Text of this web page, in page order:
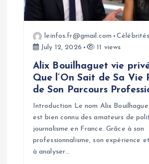
leinfos.fr@gmail.com
Célébrités
July 12, 2026
11 views
Alix Bouilhaguet vie
Que l’On Sait de Sa Vie
de Son Parcours
Introduction Le nom Alix
est bien connu des amateurs de
journalisme en France. Grâce à son
professionnalisme, son expérience
à analyser…